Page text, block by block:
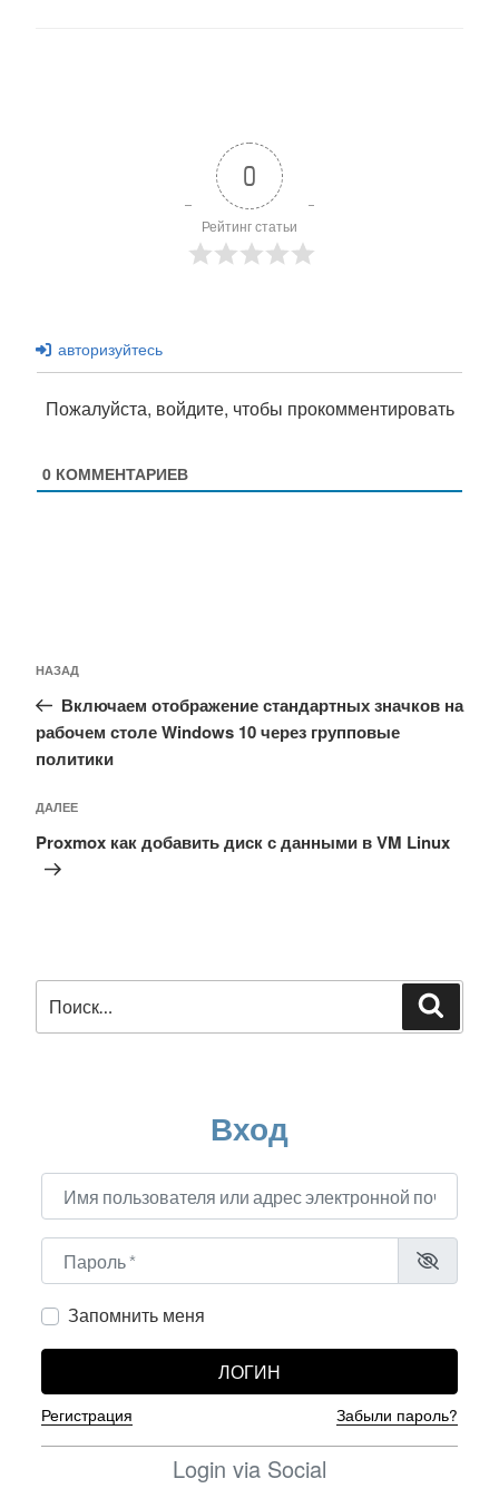
0
Рейтинг статьи
авторизуйтесь
Пожалуйста, войдите, чтобы прокомментировать
0 КОММЕНТАРИЕВ
Навигация
по
записям
Предыдущая
запись:
НАЗАД
Включаем отображение стандартных значков на
рабочем столе Windows 10 через групповые
политики
Следующая
запись
ДАЛЕЕ
Proxmox как добавить диск с данными в VM Linux
Вход
Имя пользователя или адрес электронной почты
Пароль
Запомнить меня
ЛОГИН
Регистрация Забыли пароль?
Login via Social